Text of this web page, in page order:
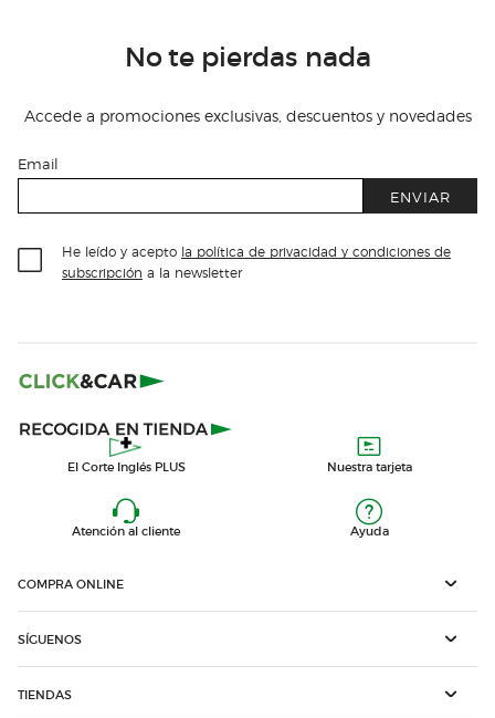
No te pierdas nada
Accede a promociones exclusivas, descuentos y novedades
Email
ENVIAR
He leído y acepto la política de privacidad y condiciones de
subscripción a la newsletter
El Corte Inglés PLUS Nuestra tarjeta
Atención al cliente Ayuda
COMPRA ONLINE
SÍGUENOS
TIENDAS